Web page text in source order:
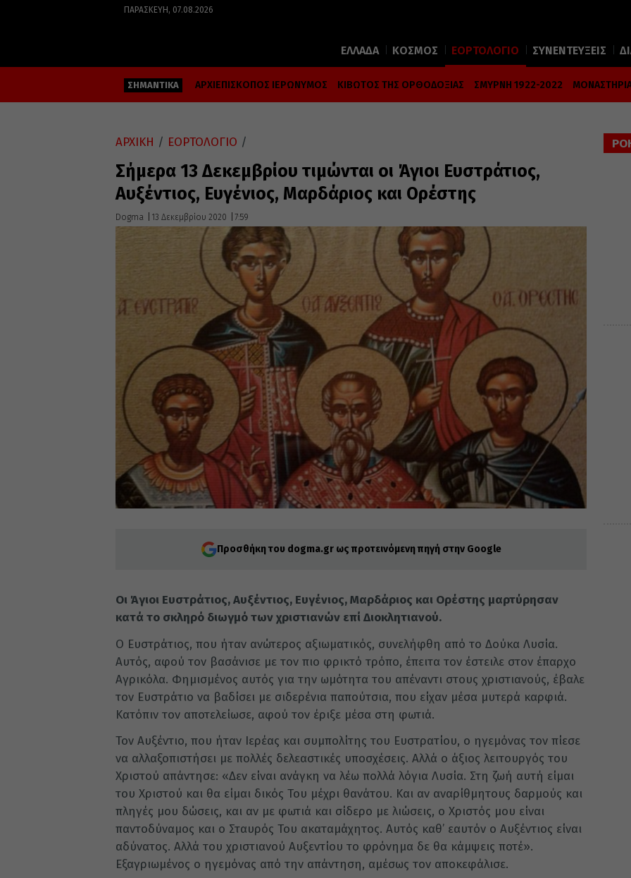
ΠΑΡΑΣΚΕΥΉ, 07.08.2026
ΕΛΛΑΔΑ ΚΟΣΜΟΣ ΕΟΡΤΟΛΟΓΙΟ ΣΥΝΕΝΤΕΥΞΕΙΣ
ΣΗΜΑΝΤΙΚΑ ΑΡΧΙΕΠΙΣΚΟΠΟΣ ΙΕΡΩΝΥΜΟΣ ΚΙΒΩΤΟΣ ΤΗΣ ΟΡΘΟΔΟΞΙΑΣ ΣΜΥΡΝΗ 1922-2022
ΑΡΧΙΚΗ / ΕΟΡΤΟΛΟΓΙΟ /
Σήμερα 13 Δεκεμβρίου τιμώνται οι Άγιοι Ευστράτιος,
Αυξέντιος, Ευγένιος, Μαρδάριος και Ορέστης
Dogma 13 Δεκεμβρίου 2020 7:59
Προσθήκη του dogma.gr ως προτεινόμενη πηγή στην Google
Οι Άγιοι Ευστράτιος, Αυξέντιος, Ευγένιος, Μαρδάριος και Ορέστης μαρτύρησαν
κατά το σκληρό διωγμό των χριστιανών επί Διοκλητιανού.
Ο Ευστράτιος, που ήταν ανώτερος αξιωματικός, συνελήφθη από το Δούκα Λυσία.
Αυτός, αφού τον βασάνισε με τον πιο φρικτό τρόπο, έπειτα τον έστειλε στον έπαρχο
Αγρικόλα. Φημισμένος αυτός για την ωμότητα του απέναντι στους χριστιανούς, έβαλε
τον Ευστράτιο να βαδίσει με σιδερένια παπούτσια, που είχαν μέσα μυτερά καρφιά.
Κατόπιν τον αποτελείωσε, αφού τον έριξε μέσα στη φωτιά.
Τον Αυξέντιο, που ήταν Ιερέας και συμπολίτης του Ευστρατίου, ο ηγεμόνας τον πίεσε
να αλλαξοπιστήσει με πολλές δελεαστικές υποσχέσεις. Αλλά ο άξιος λειτουργός του
Χριστού απάντησε: «Δεν είναι ανάγκη να λέω πολλά λόγια Λυσία. Στη ζωή αυτή είμαι
του Χριστού και θα είμαι δικός Του μέχρι θανάτου. Και αν αναρίθμητους δαρμούς και
πληγές μου δώσεις, και αν με φωτιά και σίδερο με λιώσεις, ο Χριστός μου είναι
παντοδύναμος και ο Σταυρός Του ακαταμάχητος. Αυτός καθ’ εαυτόν ο Αυξέντιος είναι
αδύνατος. Αλλά του χριστιανού Αυξεντίου το φρόνημα δε θα κάμψεις ποτέ».
Εξαγριωμένος ο ηγεμόνας από την απάντηση, αμέσως τον αποκεφάλισε.